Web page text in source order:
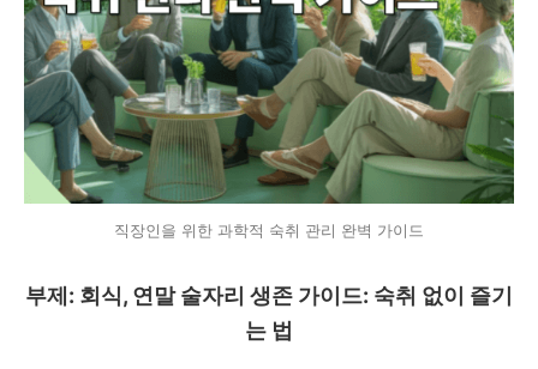
직장인을 위한 과학적 숙취 관리 완벽 가이드
부제: 회식, 연말 술자리 생존 가이드: 숙취 없이 즐기
는 법